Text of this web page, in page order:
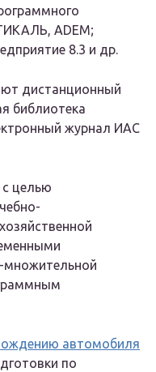
ADEM;
8.3 и др.
дистанционный
библиотека
журнал ИАС
с целью
множительной
автомобиля
по